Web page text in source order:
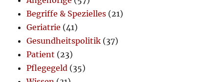
Begriffe & Spezielles (21)
Geriatrie (41)
Gesundheitspolitik (37)
Patient (23)
Pflegegeld (35)